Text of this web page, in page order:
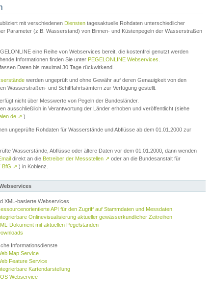
mit verschiedenen Diensten tagesaktuelle Rohdaten unterschiedlicher
Parameter (z.B. Wasserstand) von Binnen- und Küstenpegeln der Wasserstraßen
eine Reihe von Webservices bereit, die kostenfrei genutzt werden
Informationen finden Sie unter PEGELONLINE Webservices
Daten bis maximal 30 Tage rückwirkend.
werden ungeprüft und ohne Gewähr auf deren Genauigkeit von den
Wasserstraßen- und Schifffahrtsämtern zur Verfügung gestellt.
nicht über Messwerte von Pegeln der Bundesländer.
ausschließlich in Verantwortung der Länder erhoben und veröffentlicht (siehe
↗ ).
ungeprüfte Rohdaten für Wasserstände und Abflüsse ab dem 01.01.2000 zur
Wasserstände, Abflüsse oder ältere Daten vor dem 01.01.2000, dann wenden
direkt an die Betreiber der Messstellen ↗ oder an die Bundesanstalt für
BfG ↗ ) in Koblenz.
XML-basierte Webservices
API für den Zugriff auf Stammdaten und Messdaten.
Onlinevisualisierung aktueller gewässerkundlicher Zeitreihen
Dokument mit aktuellen Pegelständen
Informationsdienste
Map Service
Feature Service
Kartendarstellung
Webservice